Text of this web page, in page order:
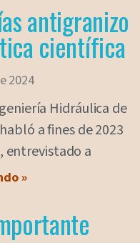
antigranizo
científica
2024
Hidráulica de
a fines de 2023
entrevistado a
»